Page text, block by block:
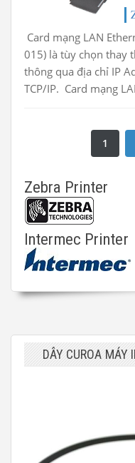
Card mạng LAN
015) là tùy chọn thay
thông qua địa chỉ IP
TCP/IP. Card mạng
1
Zebra Printer
Intermec Printer
DÂY CUROA